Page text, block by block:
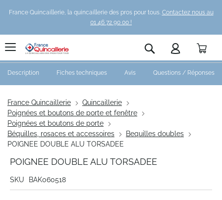
France Quincaillerie, la quincaillerie des pros pour tous. Contactez nous au
01 46 72 90 00 !
Rechercher
France Quincaillerie
Quincaillerie
Poignées et boutons de porte et fenêtre
Poignées et boutons de porte
Béquilles, rosaces et accessoires
Bequilles doubles
POIGNEE DOUBLE ALU TORSADEE
POIGNEE DOUBLE ALU TORSADEE
SKU
BAK060518
Description Fiches techniques Avis Questions / Réponses